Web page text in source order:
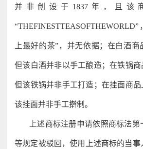
并非创设于1837年，且该
上最好的茶”，并无依据；在白酒商
但该白酒并非以手工酿造；在铁锅商
但该铁锅并非手工打造；在挂面商品
该挂面并非手工擀制。
上述商标注册申请依照商标法
等规定被驳回，使用上述商标的当事